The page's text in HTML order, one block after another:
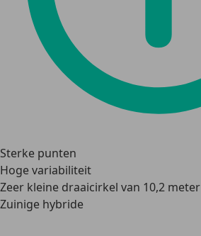
Sterke punten
Hoge variabiliteit
Zeer kleine draaicirkel van 10,2 meter
Zuinige hybride